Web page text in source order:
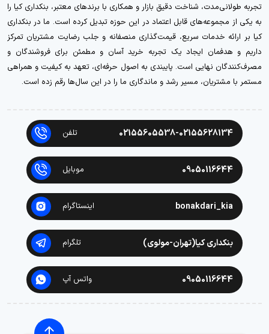
تجربه طولانی‌مدت، شناخت دقیق بازار و همکاری با برندهای معتبر، بنکداری کیا را
به یکی از مجموعه‌های قابل اعتماد در این حوزه تبدیل کرده است. ما در بنکداری
کیا بر ارائه خدمات سریع، قیمت‌گذاری منصفانه و جلب رضایت مشتریان تمرکز
داریم و هدفمان ایجاد یک تجربه خرید آسان و مطمئن برای فروشندگان و
مصرف‌کنندگان نهایی است. پایبندی به اصول حرفه‌ای، تعهد به کیفیت و همراهی
مستمر با مشتریان، مسیر رشد و ماندگاری ما را در این سال‌ها رقم زده است.
02155605538-02155628134 تلفن
09050116644 موبایل
bonakdari_kia اینستاگرام
بنکداری کیا(تهران-مولوی) تلگرام
09050116644 واتس آپ